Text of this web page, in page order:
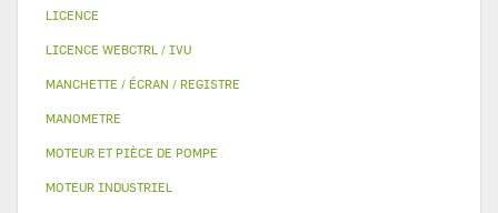
LICENCE
LICENCE WEBCTRL / IVU
MANCHETTE / ÉCRAN / REGISTRE
MANOMETRE
MOTEUR ET PIÈCE DE POMPE
MOTEUR INDUSTRIEL